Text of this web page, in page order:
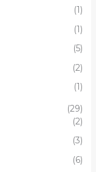
(1)
(1)
(5)
(2)
(1)
(29)
(2)
(3)
(6)